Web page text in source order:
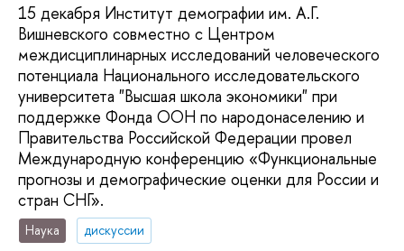
15 декабря Институт демографии им. А.Г.
Вишневского совместно с Центром
междисциплинарных исследований человеческого
потенциала Национального исследовательского
университета "Высшая школа экономики" при
поддержке Фонда ООН по народонаселению и
Правительства Российской Федерации провел
Международную конференцию «Функциональные
прогнозы и демографические оценки для России и
стран СНГ».
Наука
дискуссии